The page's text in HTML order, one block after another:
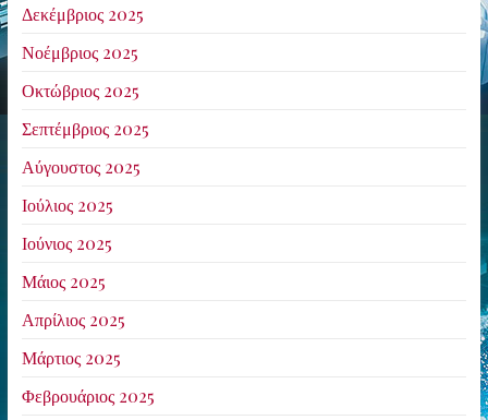
Δεκέμβριος 2025
Νοέμβριος 2025
Οκτώβριος 2025
Σεπτέμβριος 2025
Αύγουστος 2025
Ιούλιος 2025
Ιούνιος 2025
Μάιος 2025
Απρίλιος 2025
Μάρτιος 2025
Φεβρουάριος 2025